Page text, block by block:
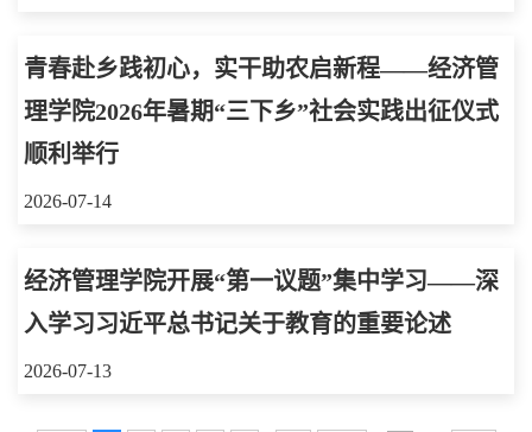
青春赴乡践初心，实干助农启新程——经济管
理学院2026年暑期“三下乡”社会实践出征仪式
顺利举行
2026-07-14
经济管理学院开展“第一议题”集中学习——深
入学习习近平总书记关于教育的重要论述
2026-07-13